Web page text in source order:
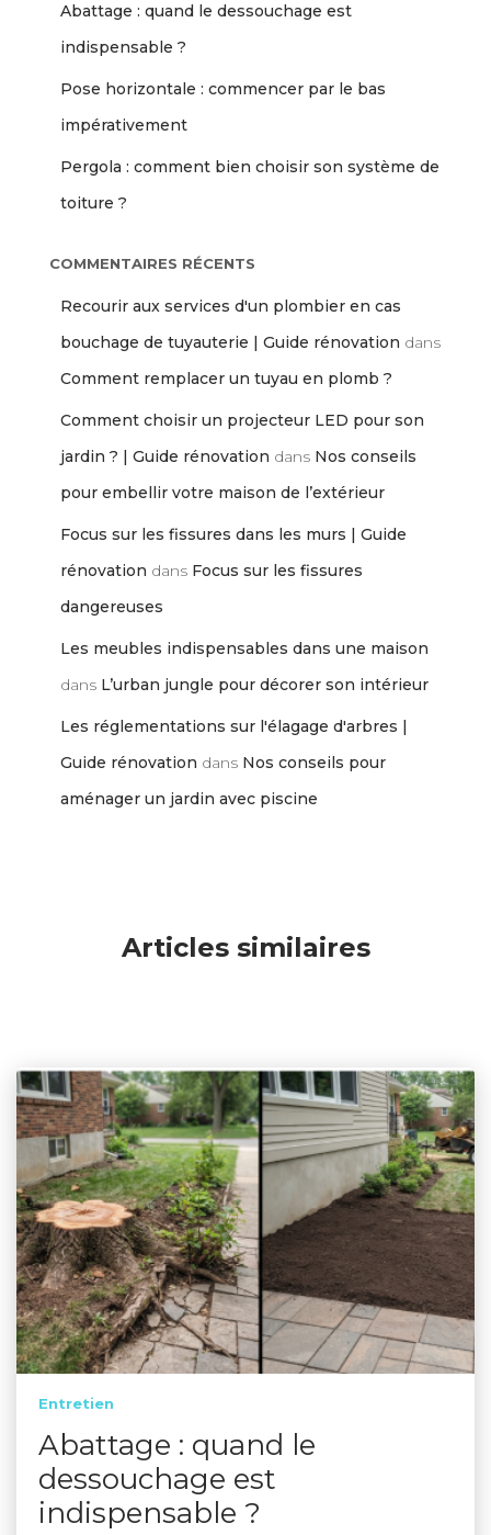
Abattage : quand le dessouchage est
indispensable ?
Pose horizontale : commencer par le bas
impérativement
Pergola : comment bien choisir son système de
toiture ?
COMMENTAIRES RÉCENTS
Recourir aux services d'un plombier en cas
bouchage de tuyauterie | Guide rénovation dans
Comment remplacer un tuyau en plomb ?
Comment choisir un projecteur LED pour son
jardin ? | Guide rénovation dans Nos conseils
pour embellir votre maison de l’extérieur
Focus sur les fissures dans les murs | Guide
rénovation dans Focus sur les fissures
dangereuses
Les meubles indispensables dans une maison
dans L’urban jungle pour décorer son intérieur
Les réglementations sur l'élagage d'arbres |
Guide rénovation dans Nos conseils pour
aménager un jardin avec piscine
Articles similaires
Entretien
Abattage : quand le
dessouchage est
indispensable ?